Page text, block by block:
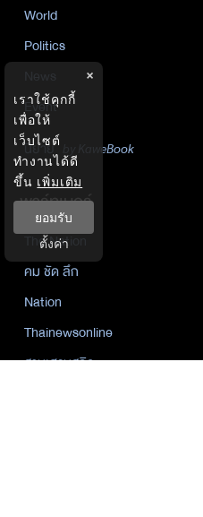
World
Politics
Event
นิยาย
by KaweBook
พาร์ทเนอร์
The Nation
คม ชัด ลึก
Nation
Thainewsonline
ฐานเศรษฐกิจ
×
เราใช้คุกกี้
เพื่อให้
เว็บไซต์
ทำงานได้ดี
ขึ้น เพิ่มเติม
ยอมรับ
ตั้งค่า